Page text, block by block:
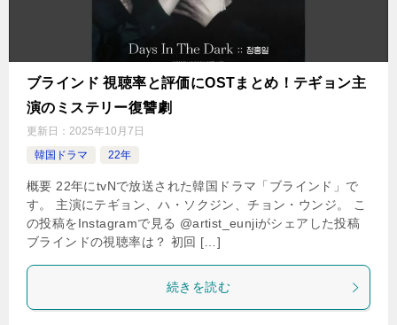
ブラインド 視聴率と評価にOSTまとめ！テギョン主
演のミステリー復讐劇
更新日： 2025年10月7日
韓国ドラマ
22年
概要 22年にtvNで放送された韓国ドラマ「ブラインド」で
す。 主演にテギョン、ハ・ソクジン、チョン・ウンジ。 こ
の投稿をInstagramで見る @artist_eunjiがシェアした投稿
ブラインドの視聴率は？ 初回 […]
続きを読む